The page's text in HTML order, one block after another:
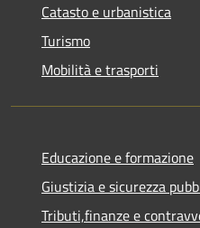
Catasto e urbanistica
Turismo
Mobilità e trasporti
Educazione e formazione
Giustizia e sicurezza
Tributi,finanze e